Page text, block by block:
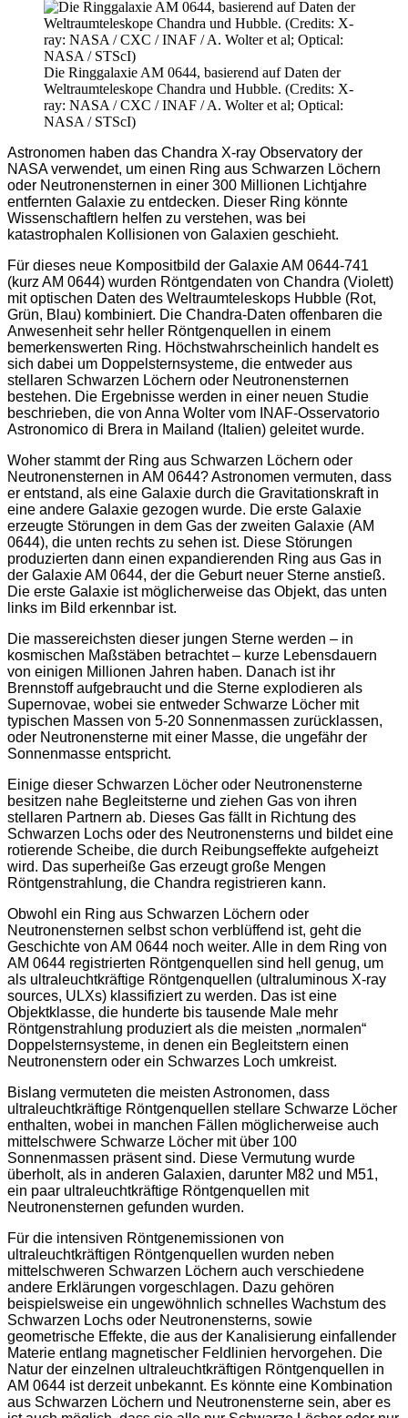
Die Ringgalaxie AM 0644, basierend auf Daten der
Weltraumteleskope Chandra und Hubble. (Credits: X-
ray: NASA / CXC / INAF / A. Wolter et al; Optical:
NASA / STScI)
Astronomen haben das Chandra X-ray Observatory der
NASA verwendet, um einen Ring aus Schwarzen Löchern
oder Neutronensternen in einer 300 Millionen Lichtjahre
entfernten Galaxie zu entdecken. Dieser Ring könnte
Wissenschaftlern helfen zu verstehen, was bei
katastrophalen Kollisionen von Galaxien geschieht.
Für dieses neue Kompositbild der Galaxie AM 0644-741
(kurz AM 0644) wurden Röntgendaten von Chandra (Violett)
mit optischen Daten des Weltraumteleskops Hubble (Rot,
Grün, Blau) kombiniert. Die Chandra-Daten offenbaren die
Anwesenheit sehr heller Röntgenquellen in einem
bemerkenswerten Ring. Höchstwahrscheinlich handelt es
sich dabei um Doppelsternsysteme, die entweder aus
stellaren Schwarzen Löchern oder Neutronensternen
bestehen. Die Ergebnisse werden in einer neuen Studie
beschrieben, die von Anna Wolter vom INAF-Osservatorio
Astronomico di Brera in Mailand (Italien) geleitet wurde.
Woher stammt der Ring aus Schwarzen Löchern oder
Neutronensternen in AM 0644? Astronomen vermuten, dass
er entstand, als eine Galaxie durch die Gravitationskraft in
eine andere Galaxie gezogen wurde. Die erste Galaxie
erzeugte Störungen in dem Gas der zweiten Galaxie (AM
0644), die unten rechts zu sehen ist. Diese Störungen
produzierten dann einen expandierenden Ring aus Gas in
der Galaxie AM 0644, der die Geburt neuer Sterne anstieß.
Die erste Galaxie ist möglicherweise das Objekt, das unten
links im Bild erkennbar ist.
Die massereichsten dieser jungen Sterne werden – in
kosmischen Maßstäben betrachtet – kurze Lebensdauern
von einigen Millionen Jahren haben. Danach ist ihr
Brennstoff aufgebraucht und die Sterne explodieren als
Supernovae, wobei sie entweder Schwarze Löcher mit
typischen Massen von 5-20 Sonnenmassen zurücklassen,
oder Neutronensterne mit einer Masse, die ungefähr der
Sonnenmasse entspricht.
Einige dieser Schwarzen Löcher oder Neutronensterne
besitzen nahe Begleitsterne und ziehen Gas von ihren
stellaren Partnern ab. Dieses Gas fällt in Richtung des
Schwarzen Lochs oder des Neutronensterns und bildet eine
rotierende Scheibe, die durch Reibungseffekte aufgeheizt
wird. Das superheiße Gas erzeugt große Mengen
Röntgenstrahlung, die Chandra registrieren kann.
Obwohl ein Ring aus Schwarzen Löchern oder
Neutronensternen selbst schon verblüffend ist, geht die
Geschichte von AM 0644 noch weiter. Alle in dem Ring von
AM 0644 registrierten Röntgenquellen sind hell genug, um
als ultraleuchtkräftige Röntgenquellen (ultraluminous X-ray
sources, ULXs) klassifiziert zu werden. Das ist eine
Objektklasse, die hunderte bis tausende Male mehr
Röntgenstrahlung produziert als die meisten „normalen“
Doppelsternsysteme, in denen ein Begleitstern einen
Neutronenstern oder ein Schwarzes Loch umkreist.
Bislang vermuteten die meisten Astronomen, dass
ultraleuchtkräftige Röntgenquellen stellare Schwarze Löcher
enthalten, wobei in manchen Fällen möglicherweise auch
mittelschwere Schwarze Löcher mit über 100
Sonnenmassen präsent sind. Diese Vermutung wurde
überholt, als in anderen Galaxien, darunter M82 und M51,
ein paar ultraleuchtkräftige Röntgenquellen mit
Neutronensternen gefunden wurden.
Für die intensiven Röntgenemissionen von
ultraleuchtkräftigen Röntgenquellen wurden neben
mittelschweren Schwarzen Löchern auch verschiedene
andere Erklärungen vorgeschlagen. Dazu gehören
beispielsweise ein ungewöhnlich schnelles Wachstum des
Schwarzen Lochs oder Neutronensterns, sowie
geometrische Effekte, die aus der Kanalisierung einfallender
Materie entlang magnetischer Feldlinien hervorgehen. Die
Natur der einzelnen ultraleuchtkräftigen Röntgenquellen in
AM 0644 ist derzeit unbekannt. Es könnte eine Kombination
aus Schwarzen Löchern und Neutronensterne sein, aber es